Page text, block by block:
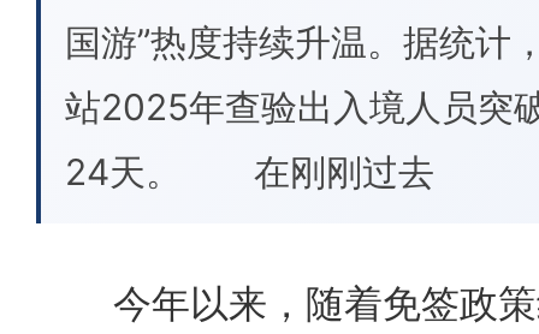
国游”热度持续升温。据统计
站2025年查验出入境人员突
24天。 在刚刚过去
今年以来，随着免签政策